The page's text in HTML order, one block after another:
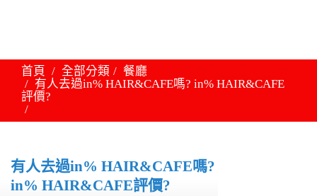
首頁 全部分類
餐廳
有人去過in% HAIR&CAFE嗎? in% HAIR&CAFE
評價?
有人去過in% HAIR&CAFE嗎?
in% HAIR&CAFE評價?